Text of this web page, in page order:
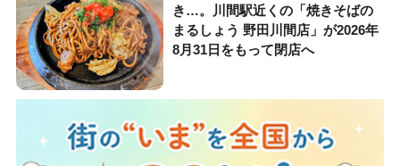
き…。川間駅近くの「焼きそばの
まるしょう 野田川間店」が2026年
8月31日をもって閉店へ